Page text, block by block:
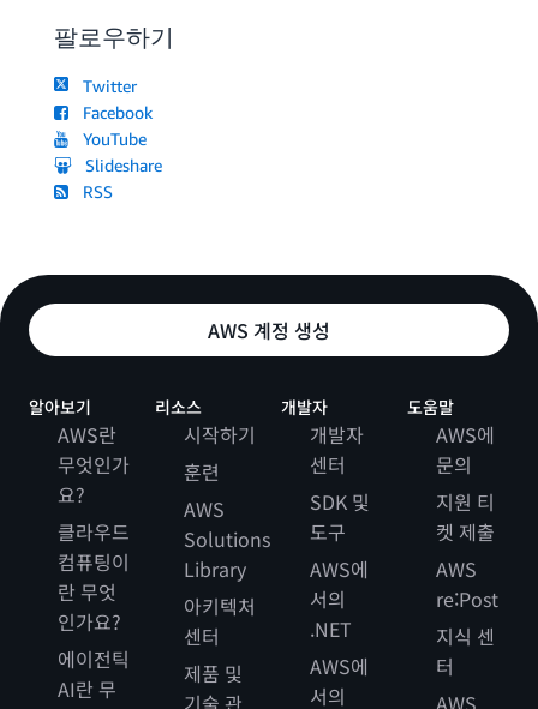
팔로우하기
Twitter
Facebook
YouTube
Slideshare
RSS
AWS 계정 생성
알아보기
AWS란
무엇인가
요?
클라우드
컴퓨팅이
란 무엇
인가요?
에이전틱
AI란 무
리소스
시작하기
훈련
AWS
Solutions
Library
아키텍처
센터
제품 및
기술 관
개발자
개발자
센터
SDK 및
도구
AWS에
서의
.NET
AWS에
서의
도움말
AWS에
문의
지원 티
켓 제출
AWS
re:Post
지식 센
터
AWS